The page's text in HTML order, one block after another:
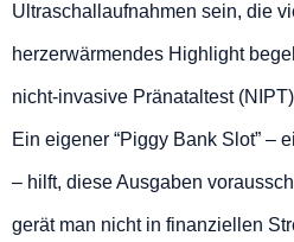
Ultraschallaufnahmen sein, die
herzerwärmendes Highlight
nicht-invasive Pränataltest
Ein eigener “Piggy Bank Slot” –
– hilft, diese Ausgaben
gerät man nicht in finanziellen